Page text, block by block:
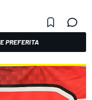
PREFERITA